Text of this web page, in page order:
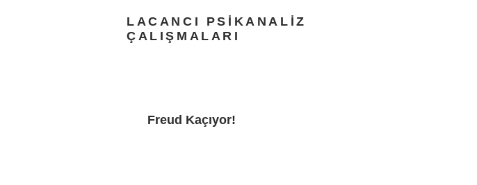
LACANCI PSİKANALİZ
ÇALIŞMALARI
Freud Kaçıyor!